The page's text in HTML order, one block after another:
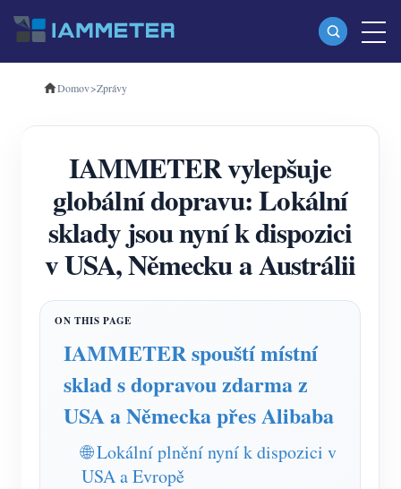
produkty
Třífázový Wi-Fi měřič energie (WEM3080T)
Třífázový Wi-Fi měřič energie (WEM3046T)
Třífázový Wi-Fi měřič energie (WEM3050T)
WiFi Power Controller
IAMMETER Cloud Pro
Nabíječka EV
Simulátor IAMMETER
Virtuální měřič
Systém energetického předpovídání a simulace
Domov>Zprávy
IAMMETER vylepšuje
globální dopravu: Lokální
sklady jsou nyní k dispozici
v USA, Německu a Austrálii
IAMMETER spouští místní
sklad s dopravou zdarma z
USA a Německa přes Alibaba
🌐 Lokální plnění nyní k dispozici v
USA a Evropě